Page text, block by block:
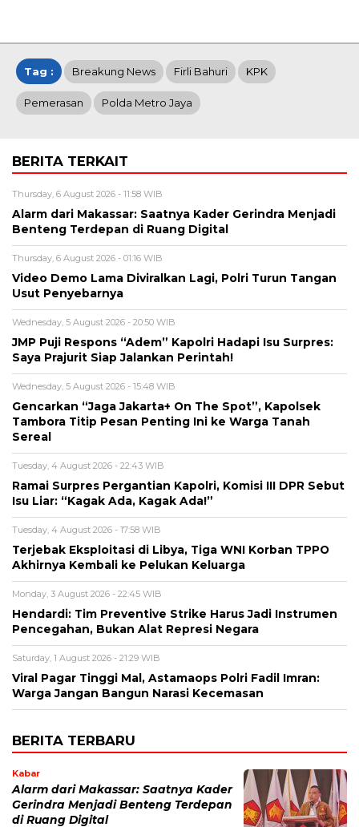
Tag : Breakung News Firli Bahuri KPK
Pemerasan Polda Metro Jaya
BERITA TERKAIT
Thursday, 6 August 2026 - 11:58 WIB
Alarm dari Makassar: Saatnya Kader Gerindra Menjadi
Benteng Terdepan di Ruang Digital
Thursday, 6 August 2026 - 01:16 WIB
Video Demo Lama Diviralkan Lagi, Polri Turun Tangan
Usut Penyebarnya
Wednesday, 5 August 2026 - 20:50 WIB
JMP Puji Respons “Adem” Kapolri Hadapi Isu Surpres:
Saya Prajurit Siap Jalankan Perintah!
Wednesday, 5 August 2026 - 15:48 WIB
Gencarkan “Jaga Jakarta+ On The Spot”, Kapolsek
Tambora Titip Pesan Penting Ini ke Warga Tanah
Sereal
Tuesday, 4 August 2026 - 22:43 WIB
Ramai Surpres Pergantian Kapolri, Komisi III DPR Sebut
Isu Liar: “Kagak Ada, Kagak Ada!”
Tuesday, 4 August 2026 - 17:58 WIB
Terjebak Eksploitasi di Libya, Tiga WNI Korban TPPO
Akhirnya Kembali ke Pelukan Keluarga
Monday, 3 August 2026 - 22:45 WIB
Hendardi: Tim Preventive Strike Harus Jadi Instrumen
Pencegahan, Bukan Alat Represi Negara
Saturday, 1 August 2026 - 21:29 WIB
Viral Pagar Tinggi Mal, Astamaops Polri Fadil Imran:
Warga Jangan Bangun Narasi Kecemasan
BERITA TERBARU
Kabar
Alarm dari Makassar: Saatnya Kader
Gerindra Menjadi Benteng Terdepan
di Ruang Digital